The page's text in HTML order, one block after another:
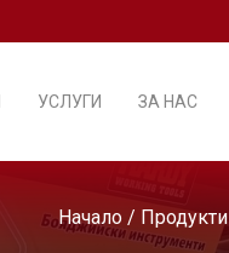
УСЛУГИ ЗА НАС
Начало / Продукти